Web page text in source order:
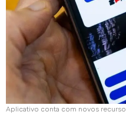
Aplicativo conta com novos